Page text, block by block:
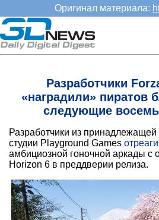
Оригинал материала:
Разработчики
«наградили» пиратов
следующие
Разработчики из принадлежащей
студии Playground Games
амбициозной гоночной аркады с
Horizon 6 в преддверии релиза.